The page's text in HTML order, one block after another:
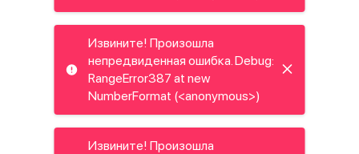
Извините! Произошла
непредвиденная ошибка. Debug:
RangeError387 at new
NumberFormat (<anonymous>)
Извините! Произошла